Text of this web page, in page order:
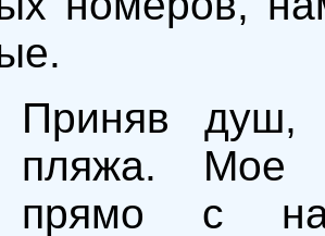
Приняв душ,
пляжа. Мое
прямо с